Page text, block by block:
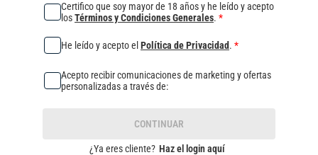
Certifico que soy mayor de 18 años y he leído y acepto
losTérminos y Condiciones Generales. *
He leído y acepto el Política de Privacidad. *
Acepto recibir comunicaciones de marketing y ofertas
personalizadas a través de:
CONTINUAR
¿Ya eres cliente? Haz el login aquí